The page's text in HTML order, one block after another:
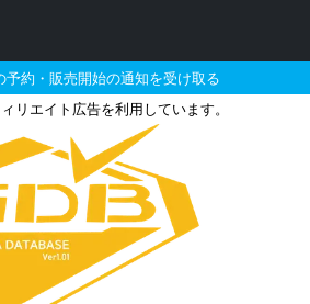
予約・販売開始の通知を受け取る
リエイト広告を利用しています。
2026年01月に再販